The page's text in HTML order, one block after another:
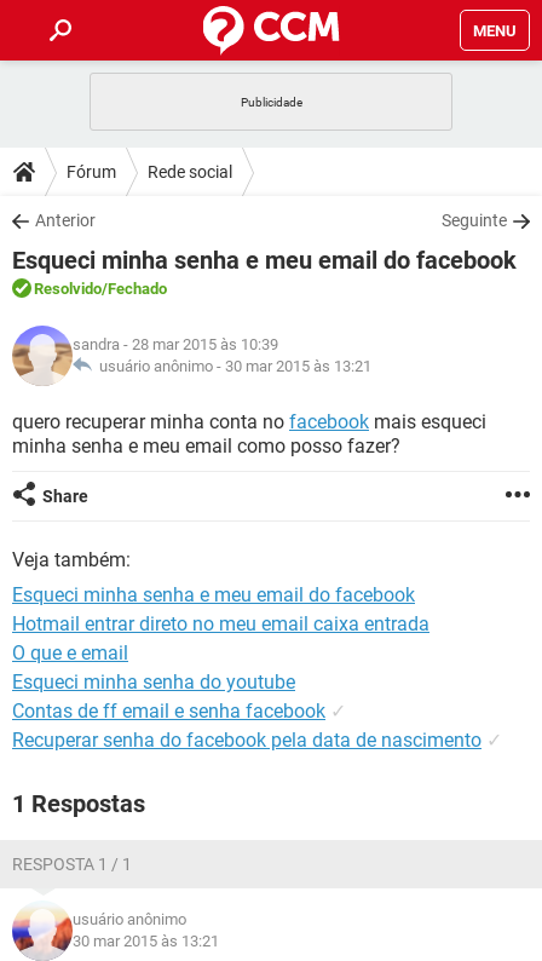
MENU
CELULAR
OUTLOOK
INSTAGRAM GMAIL
GUIA DE COMPRAS
DICAS
JOGOS
OUTLOOK
INSTAGRAM
GUIA DE COMPRAS
DOWNLOADS
JOGOS WHATSAPP
CELULAR
OUTLOOK
INSTAGRAM
GUIA DE COMPRAS
FÓRUM
JOGOS
CELULAR FACEBOOK
INSTAGRAM GMAIL
GUIA DE COMPRAS
GLOSSÁRIO
JOGOS
CELULAR FACEBOOK
INSTAGRAM
GUIA DE COMPRAS
Fórum Rede social
Anterior Seguinte
Esqueci minha senha e meu email do facebook
Resolvido/Fechado
sandra - 28 mar 2015 às 10:39
usuário anônimo - 30 mar 2015 às 13:21
quero recuperar minha conta no facebook mais esqueci
minha senha e meu email como posso fazer?
Share
Veja também:
Esqueci minha senha e meu email do facebook
Hotmail entrar direto no meu email caixa entrada
O que e email
Esqueci minha senha do youtube
Contas de ff email e senha facebook ✓
Recuperar senha do facebook pela data de nascimento ✓
1 Respostas
RESPOSTA 1 / 1
usuário anônimo
30 mar 2015 às 13:21